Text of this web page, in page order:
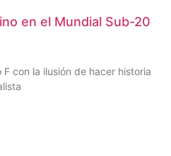
en el Mundial Sub-20
con la ilusión de hacer historia